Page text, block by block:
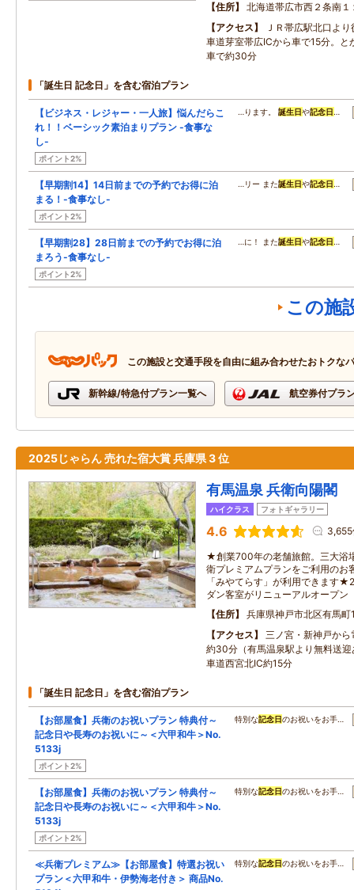
住所
北海道帯広市西２条南
アクセス
ＪＲ帯広駅北口よ
車道芽室帯広ICから車で15分。と
車で約30分
「誕生日 記念日」を含む宿泊プラン
【ビジネス・レジャー・一人旅】悩んだらこ
れ！！ベーシック素泊まりプラン -食事な
し-
ポイント2%
…ります。誕生日や記念日 …
【早期割14】14日前までの予約でお得に泊
まる！-食事なし-
ポイント2%
…リー また誕生日や記念日 …
【早期割28】28日前までの予約でお得に泊
まろう-食事なし-
ポイント2%
…に！ また誕生日や記念日 …
この施
この施設と交通手段を自由に組み合わせたおトクな
新幹線/特急付プラン一覧へ 航空券付プラ
2025じゃらん 売れた宿大賞 兵庫県 3 位
有馬温泉 兵衛向陽閣
ハイクラス フォトギャラリー
4.6
★創業700年の老舗旅館。三大浴
衛プレミアムプランをご利用のお
「みやてらす」が利用できます
ダン客室がリニューアルオープン
住所
兵庫県神戸市北区有馬
アクセス
三ノ宮・新神戸か
約30分（有馬温泉駅より無料送
車道西宮北IC約15分
「誕生日 記念日」を含む宿泊プラン
【お部屋食】兵衛のお祝いプラン 特典付～
記念日や長寿のお祝いに～＜六甲和牛＞No.
5133j
ポイント2%
特別な記念日のお祝いをお手…
【お部屋食】兵衛のお祝いプラン 特典付～
記念日や長寿のお祝いに～＜六甲和牛＞No.
5133j
ポイント2%
特別な記念日のお祝いをお手…
≪兵衛プレミアム≫【お部屋食】特選お祝い
プラン＜六甲和牛・伊勢海老付き＞ 商品No.
特別な記念日のお祝いをお手…